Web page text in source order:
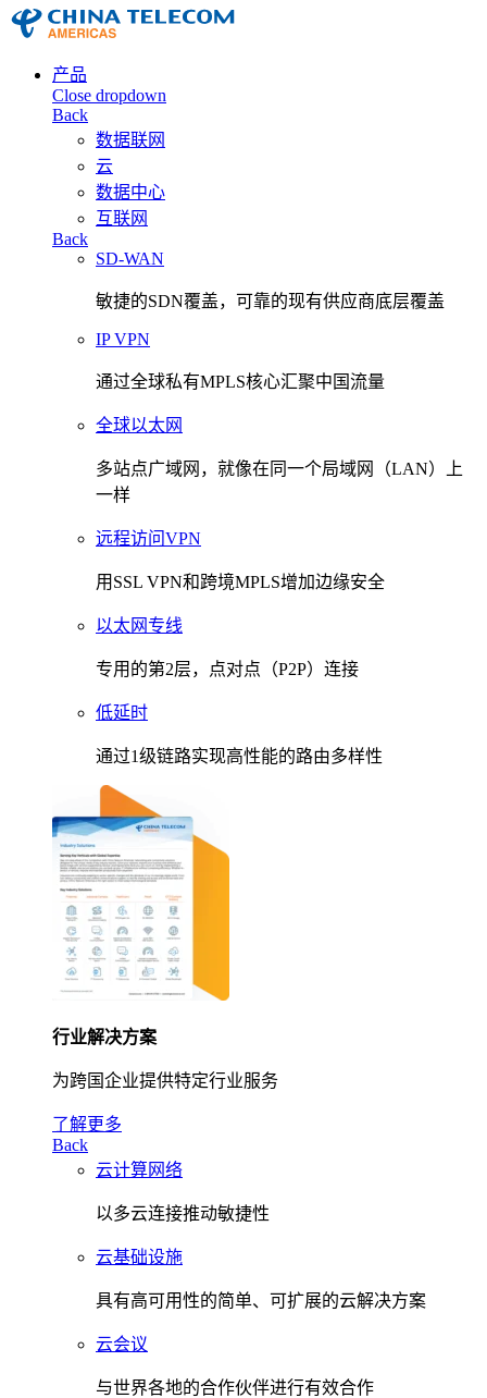
产品
Close dropdown
Back
数据联网
云
数据中心
互联网
Back
SD-WAN
敏捷的SDN覆盖，可靠的现有供应商底层覆盖
IP VPN
通过全球私有MPLS核心汇聚中国流量
全球以太网
多站点广域网，就像在同一个局域网（LAN）上
一样
远程访问VPN
用SSL VPN和跨境MPLS增加边缘安全
以太网专线
专用的第2层，点对点（P2P）连接
低延时
通过1级链路实现高性能的路由多样性
行业解决方案
为跨国企业提供特定行业服务
了解更多
Back
云计算网络
以多云连接推动敏捷性
云基础设施
具有高可用性的简单、可扩展的云解决方案
云会议
与世界各地的合作伙伴进行有效合作